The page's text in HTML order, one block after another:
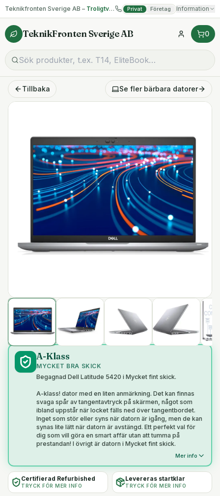
Teknikfronten Sverige AB – Troligtvis billigast på begagnad IT! Privat Företag Information
TeknikFronten Sverige AB 0
Tillbaka Se fler bärbara datorer
A-Klass
MYCKET BRA SKICK
Begagnad Dell Latitude 5420 i Mycket fint skick.
A-klass! dator med en liten anmärkning. Det kan finnas
svaga spår av tangentavtryck på skärmen, något som
ibland uppstår när locket fälls ned över tangentbordet.
Inget som stör eller syns när datorn är igång, men de kan
synas lite lätt när datorn är avstängd. Ett perfekt val för
dig som vill göra en smart affär utan att tumma på
prestandan! I övrigt är datorn i Mycket fint skick.
Mer info
Certifierad Refurbished
TRYCK FÖR MER INFO
Levereras startklar
TRYCK FÖR MER INFO